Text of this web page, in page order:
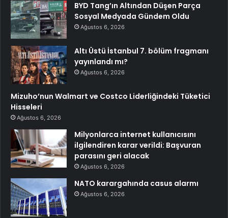
BYD Tang’ın Altından Düşen Parça
Sosyal Medyada Gündem Oldu
Ağustos 6, 2026
Altı Üstü İstanbul 7. bölüm fragmanı
yayınlandı mı?
Ağustos 6, 2026
Mizuho’nun Walmart ve Costco Liderliğindeki Tüketici
Hisseleri
Ağustos 6, 2026
Milyonlarca internet kullanıcısını
ilgilendiren karar verildi: Başvuran
parasını geri alacak
Ağustos 6, 2026
NATO karargahında casus alarmı
Ağustos 6, 2026